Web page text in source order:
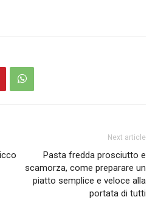
Next article
Pasta fredda prosciutto e
scamorza, come preparare un
piatto semplice e veloce alla
portata di tutti